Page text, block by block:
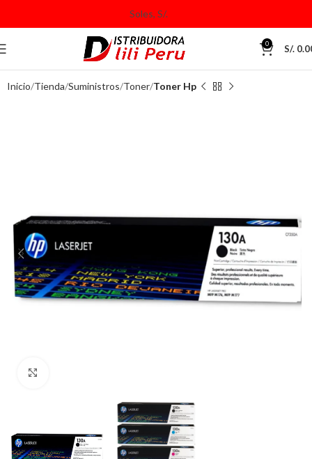
0 S/.
Inicio Tienda Suministros Toner Toner Hp